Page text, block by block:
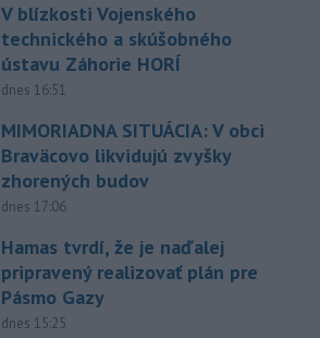
V blízkosti Vojenského
technického a skúšobného
ústavu Záhorie HORÍ
dnes 16:51
MIMORIADNA SITUÁCIA: V obci
Braväcovo likvidujú zvyšky
zhorených budov
dnes 17:06
Hamas tvrdí, že je naďalej
pripravený realizovať plán pre
Pásmo Gazy
dnes 15:25